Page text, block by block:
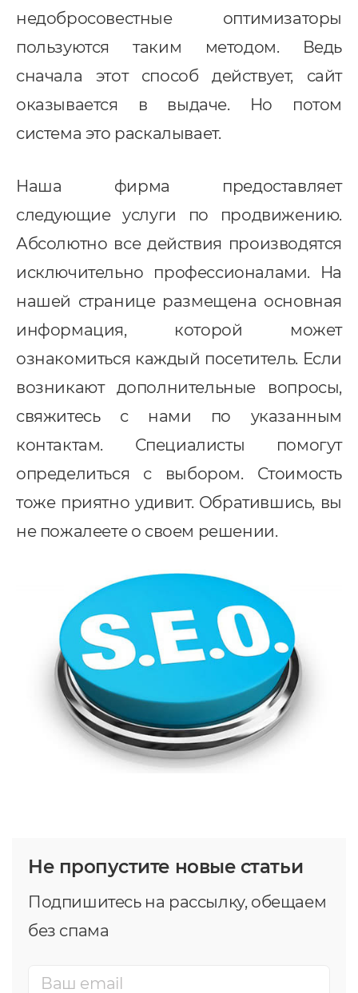
недобросовестные оптимизаторы
пользуются таким методом. Ведь
сначала этот способ действует, сайт
оказывается в выдаче. Но потом
система это раскалывает.
Наша фирма предоставляет
следующие услуги по продвижению.
Абсолютно все действия производятся
исключительно профессионалами. На
нашей странице размещена основная
информация, которой может
ознакомиться каждый посетитель. Если
возникают дополнительные вопросы,
свяжитесь с нами по указанным
контактам. Специалисты помогут
определиться с выбором. Стоимость
тоже приятно удивит. Обратившись, вы
не пожалеете о своем решении.
Не пропустите новые статьи
Подпишитесь на рассылку, обещаем
без спама